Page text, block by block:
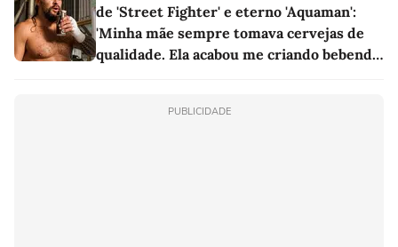
de 'Street Fighter' e eterno 'Aquaman':
'Minha mãe sempre tomava cervejas de
qualidade. Ela acabou me criando bebendo
PUBLICIDADE